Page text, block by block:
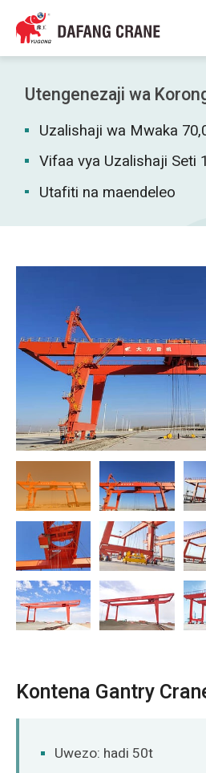
Utengenezaji wa
Uzalishaji wa Mwaka
Vifaa vya Uzalishaji Seti
Utafiti na maendeleo
Kontena Gantry
Uwezo: hadi 50t
हिन्दी
Bahasa Indonesia
Bahasa Melayu
Tiếng Việt
简体中文
বাংলা
فارسی
Pilipino
Čeština
Norsk
O‘zbekcha